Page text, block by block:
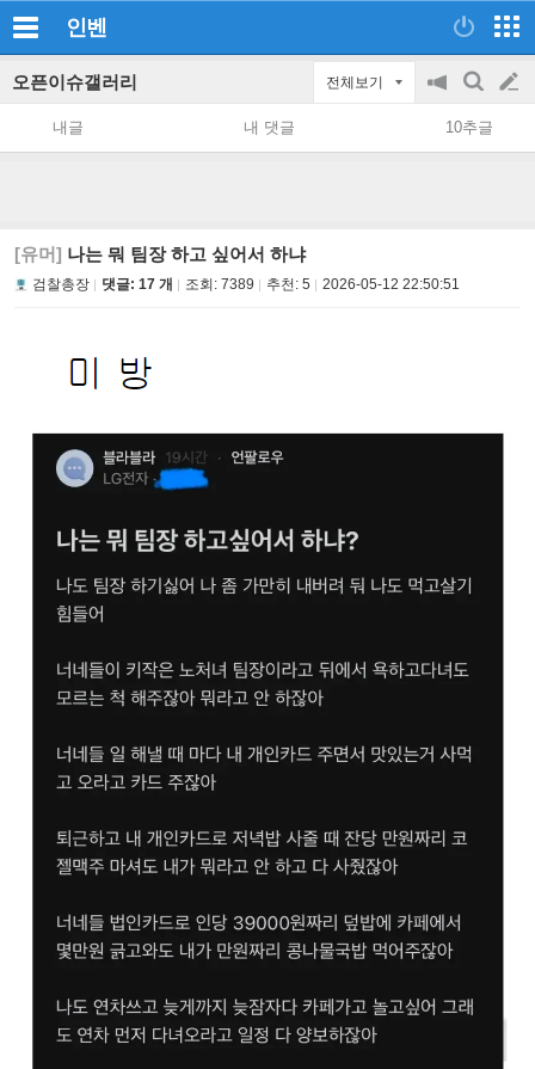
인벤
오픈이슈갤러리 전체보기
공
지
on/off
검
색
글
쓰
내글 내 댓글 10추글
[유머] 나는 뭐 팀장 하고 싶어서 하냐
검찰총장 댓글: 17 개 조회: 7389 추천: 5 2026-05-12 22:50:51